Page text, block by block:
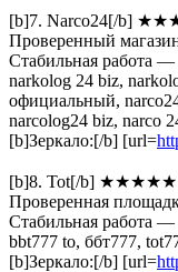
[b]7. Narco24[/b]
Проверенный
Стабильная работа
narkolog 24 biz,
официальный,
narcolog24 biz, narco
[b]Зеркало:[/b] [url=
[b]8. Tot[/b] ★★★★★
Проверенная
Стабильная работа —
bbt777 to, ббт777,
[b]Зеркало:[/b] [url=